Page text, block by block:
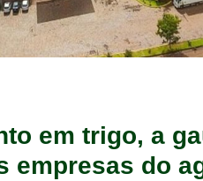
em trigo, a
empresas do